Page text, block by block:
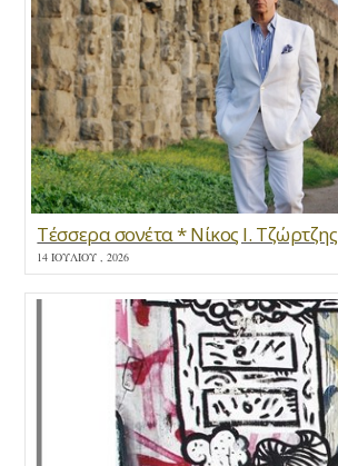
Τέσσερα σονέτα * Νίκος Ι. Τζώρτζης
14 ΙΟΥΛΊΟΥ , 2026